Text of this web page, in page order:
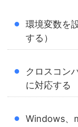
環境変数を
する）
クロスコン
に対応する
Windows、